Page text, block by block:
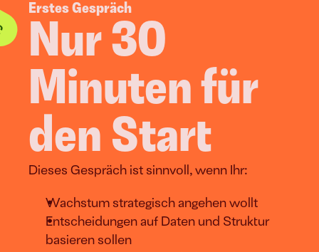
Erstes Gespräch
Nur 30
Minuten für
den Start
Dieses Gespräch ist sinnvoll, wenn Ihr:
Wachstum strategisch angehen wollt
Entscheidungen auf Daten und Struktur
basieren sollen